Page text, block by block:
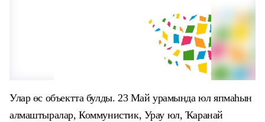
Улар өс объектта булды. 23 Май урамында юл япмаһын
алмаштыралар, Коммунистик, Урау юл, Ҡаранай